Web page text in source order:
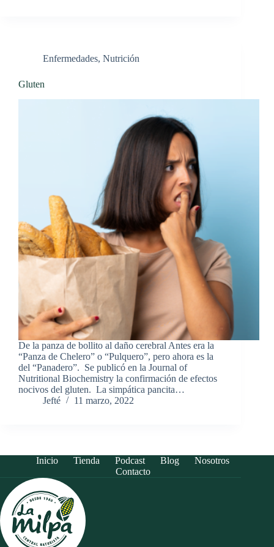
Enfermedades, Nutrición
Gluten
De la panza de bollito al daño cerebral Antes era la
“Panza de Chelero” o “Pulquero”, pero ahora es la
del “Panadero”. Se publicó en la Journal of
Nutritional Biochemistry la confirmación de efectos
nocivos del gluten. La simpática pancita…
Jefté
11 marzo, 2022
Inicio Tienda Podcast Blog
Nosotros
Contacto